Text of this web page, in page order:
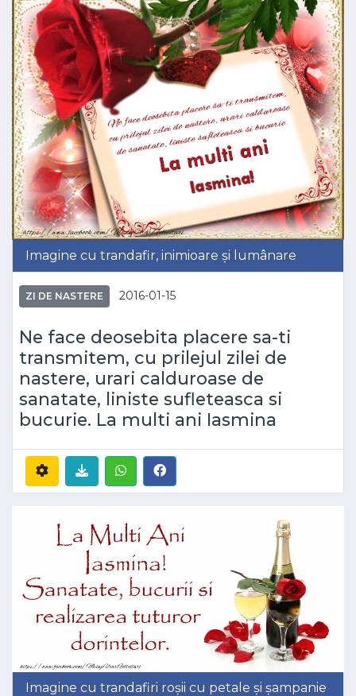
Imagine cu trandafir, inimioare și lumânare
ZI DE NASTERE 2016-01-15
Ne face deosebita placere sa-ti
transmitem, cu prilejul zilei de
nastere, urari calduroase de
sanatate, liniste sufleteasca si
bucurie. La multi ani Iasmina
Imagine cu trandafiri roșii cu petale și șampanie